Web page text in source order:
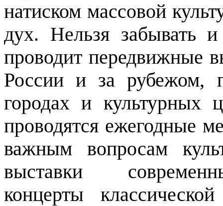
натиском массовой
дух. Нельзя забывать
проводит передвижные
России и за рубежом,
городах и культурных
проводятся ежегодные
важным вопросам
выставки
концерты